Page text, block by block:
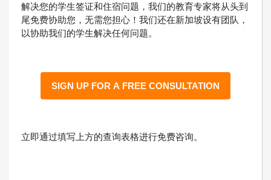
解决您的学生签证和住宿问题，我们的教育专家将从头到
尾免费协助您，无需您担心！我们还在新加坡设有团队，
以协助我们的学生解决任何问题。
立即通过填写上方的查询表格进行免费咨询。